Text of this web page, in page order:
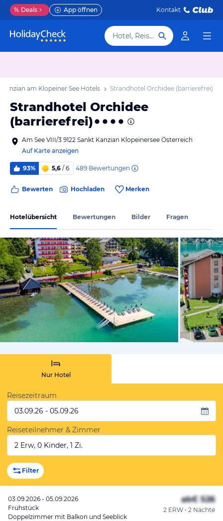
% Deals App öffnen Kontakt
Hotel, Reiseziel
Kanzian am Klopeiner See Hotels Strandhotel Orchidee (barrierefrei)
Strandhotel Orchidee
(barrierefrei)
Am See VIII/3 9122 Sankt Kanzian Klopeinersee Österreich
Auf Karte anzeigen
93% 5,6 / 6 489 Bewertungen
Bewerten Hochladen Merken
Hotelübersicht Bewertungen Bilder Fragen
vom
Nur Hotel
Reisezeitraum
03.09.26 - 05.09.26
Reiseteilnehmer & Zimmer
2 Erw, 0 Kinder, 1 Zi.
Filter
03.09.2026 - 05.09.2026
Frühstück
Doppelzimmer mit Balkon und Seeblick
ab€ 526
2 ERW • 2 Nächte